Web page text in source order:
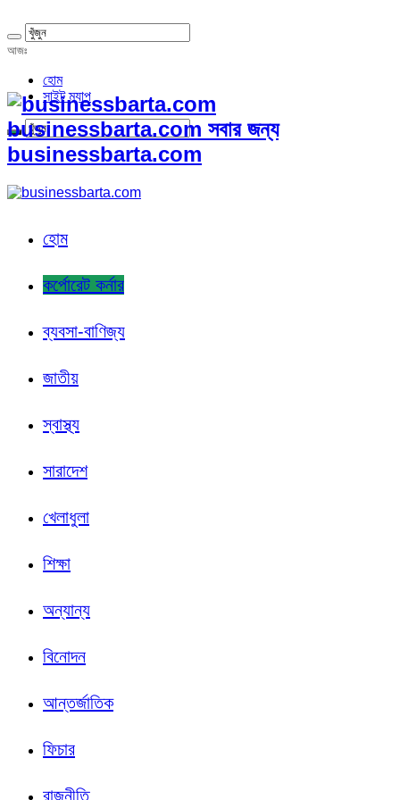
আজঃ
হোম
সাইট ম্যাপ
businessbarta.com সবার জন্য
businessbarta.com
হোম
কর্পোরেট কর্নার
ব্যবসা-বাণিজ্য
জাতীয়
স্বাস্থ্য
সারাদেশ
খেলাধুলা
শিক্ষা
অন্যান্য
বিনোদন
আন্তর্জাতিক
ফিচার
রাজনীতি